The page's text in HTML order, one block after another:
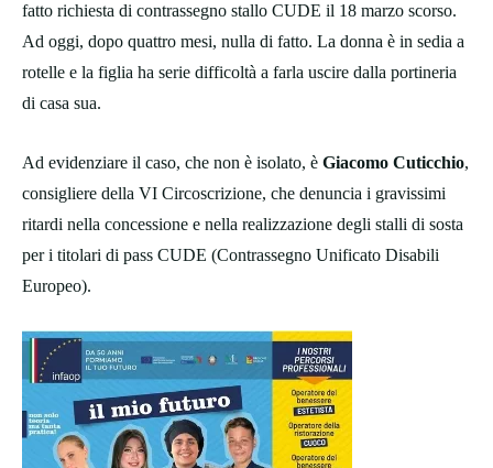
fatto richiesta di contrassegno stallo CUDE il 18 marzo scorso.
Ad oggi, dopo quattro mesi, nulla di fatto. La donna è in sedia a
rotelle e la figlia ha serie difficoltà a farla uscire dalla portineria
di casa sua.
Ad evidenziare il caso, che non è isolato, è Giacomo Cuticchio,
consigliere della VI Circoscrizione, che denuncia i gravissimi
ritardi nella concessione e nella realizzazione degli stalli di sosta
per i titolari di pass CUDE (Contrassegno Unificato Disabili
Europeo).